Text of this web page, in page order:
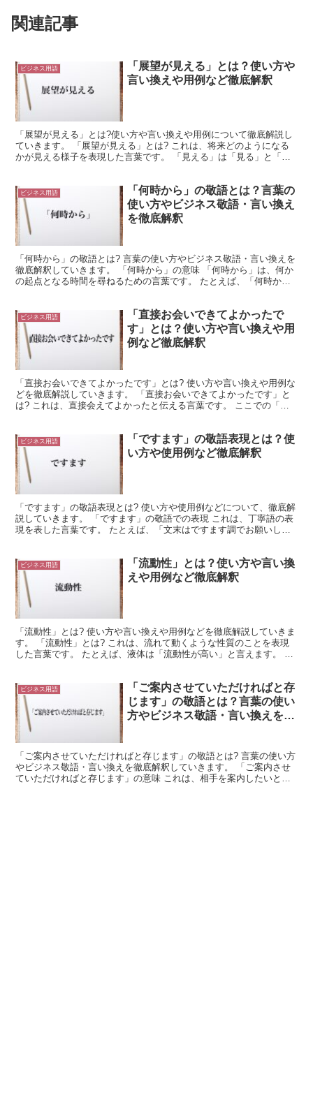
関連記事
ビジネス用語
「展望が見える」とは？使い方や
言い換えや用例など徹底解釈
「展望が見える」とは?使い方や言い換えや用例について徹底解説し
ていきます。 「展望が見える」とは? これは、将来どのようになる
かが見える様子を表現した言葉です。 「見える」は「見る」と「で
ビジネス用語
「何時から」の敬語とは？言葉の
使い方やビジネス敬語・言い換え
を徹底解釈
「何時から」の敬語とは? 言葉の使い方やビジネス敬語・言い換えを
徹底解釈していきます。 「何時から」の意味 「何時から」は、何か
の起点となる時間を尋ねるための言葉です。 たとえば、「何時から
ビジネス用語
「直接お会いできてよかったで
す」とは？使い方や言い換えや用
例など徹底解釈
「直接お会いできてよかったです」とは? 使い方や言い換えや用例な
どを徹底解説していきます。 「直接お会いできてよかったです」と
は? これは、直接会えてよかったと伝える言葉です。 ここでの「直
ビジネス用語
「ですます」の敬語表現とは？使
い方や使用例など徹底解釈
「ですます」の敬語表現とは? 使い方や使用例などについて、徹底解
説していきます。 「ですます」の敬語での表現 これは、丁寧語の表
現を表した言葉です。 たとえば、「文末はですます調でお願いしま
ビジネス用語
「流動性」とは？使い方や言い換
えや用例など徹底解釈
「流動性」とは? 使い方や言い換えや用例などを徹底解説していきま
す。 「流動性」とは? これは、流れて動くような性質のことを表現
した言葉です。 たとえば、液体は「流動性が高い」と言えます。 こ
ビジネス用語
「ご案内させていただければと存
じます」の敬語とは？言葉の使い
方やビジネス敬語・言い換えを徹
「ご案内させていただければと存じます」の敬語とは? 言葉の使い方
やビジネス敬語・言い換えを徹底解釈していきます。 「ご案内させ
ていただければと存じます」の意味 これは、相手を案内したいと思